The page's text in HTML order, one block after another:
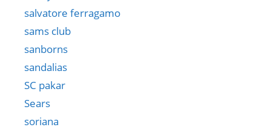
salvatore ferragamo
sams club
sanborns
sandalias
SC pakar
Sears
soriana